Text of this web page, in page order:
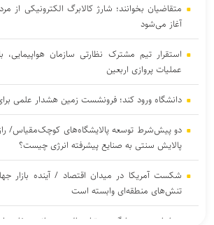
متقاضیان بخوانند؛ شارژ کالابرگ الکترونیکی از
آغاز می‌شود
استقرار تیم مشترک نظارتی سازمان هواپیمایی،
عملیات پروازی اربعین
دانشگاه ورود کند؛ فرونشست زمین هشدار علمی
دو پیش‌شرط توسعه پالایشگاه‌های کوچک‌مقیاس/
پالایش سنتی به صنایع پیشرفته انرژی چیست؟
شکست آمریکا در میدان اقتصاد / آینده بازار
تنش‌های منطقه‌ای وابسته است